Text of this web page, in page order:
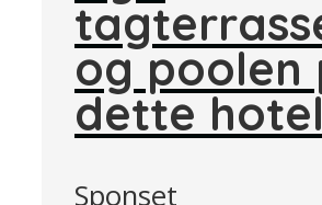
og poolen
dette
Sponset